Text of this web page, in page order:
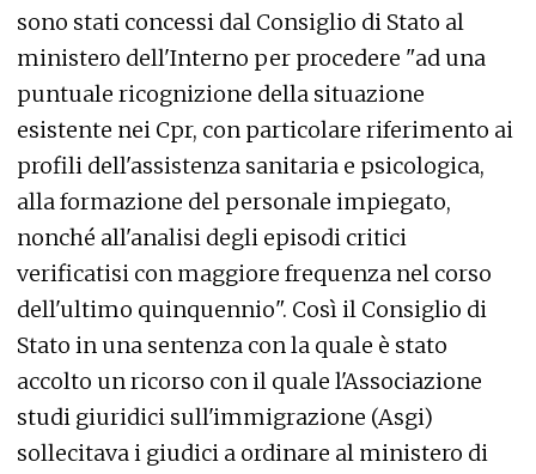
sono stati concessi dal Consiglio di Stato al
ministero dell'Interno per procedere "ad una
puntuale ricognizione della situazione
esistente nei Cpr, con particolare riferimento ai
profili dell'assistenza sanitaria e psicologica,
alla formazione del personale impiegato,
nonché all'analisi degli episodi critici
verificatisi con maggiore frequenza nel corso
dell'ultimo quinquennio". Così il Consiglio di
Stato in una sentenza con la quale è stato
accolto un ricorso con il quale l'Associazione
studi giuridici sull'immigrazione (Asgi)
sollecitava i giudici a ordinare al ministero di